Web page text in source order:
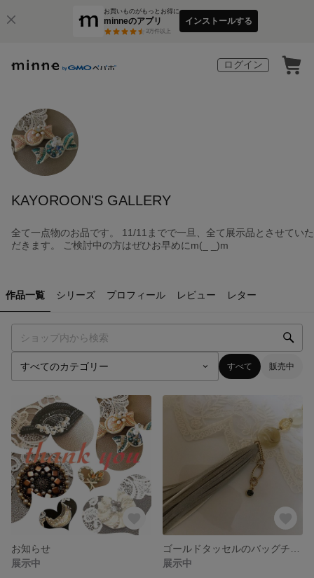
お買いものがもっとお得に
minneのアプリ
3万件以上
インストールする
ログイン
KAYOROON'S GALLERY
全て一点物のお品です。 11/11までで一旦、全て展示品とさせていた
だきます。 ご検討中の方はぜひお早めにm(_ _)m
作品一覧 シリーズ プロフィール レビュー レター
すべて 販売中
お知らせ
展示中
展示中